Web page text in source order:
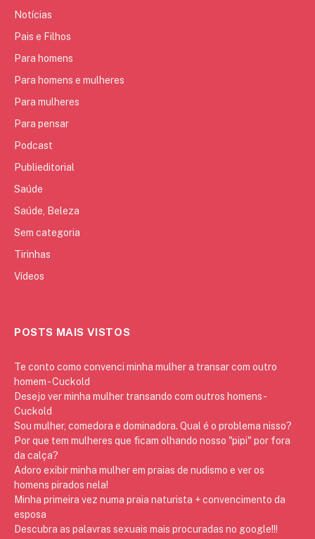
Notícias
Pais e Filhos
Para homens
Para homens e mulheres
Para mulheres
Para pensar
Podcast
Publieditorial
Saúde
Saúde, Beleza
Sem categoria
Tirinhas
Vídeos
POSTS MAIS VISTOS
Te conto como convenci minha mulher a transar com outro
homem - Cuckold
Desejo ver minha mulher transando com outros homens -
Cuckold
Sou mulher, comedora e dominadora. Qual é o problema nisso?
Por que tem mulheres que ficam olhando nosso "pipi" por fora
da calça?
Adoro exibir minha mulher em praias de nudismo e ver os
homens pirados nela!
Minha primeira vez numa praia naturista + convencimento da
esposa
Descubra as palavras sexuais mais procuradas no google!!!